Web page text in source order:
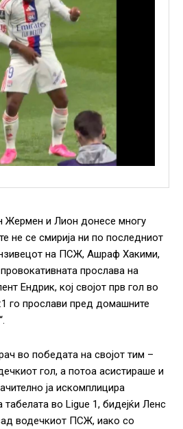
Жермен и Лион донесе многу
не се смирија ни по последниот
на ПСЖ, Ашраф Хакими,
прослава на
Ендрик, кој својот прв гол во
го прослави пред домашните
во победата на својот тим –
гол, а потоа асистираше и
ја искомплицира
табелата во Ligue 1, бидејќи Ленс
водечкиот ПСЖ, иако со